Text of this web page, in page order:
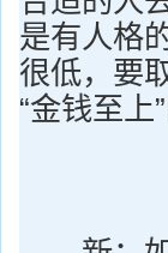
是有人格
很低，要
“金钱至上